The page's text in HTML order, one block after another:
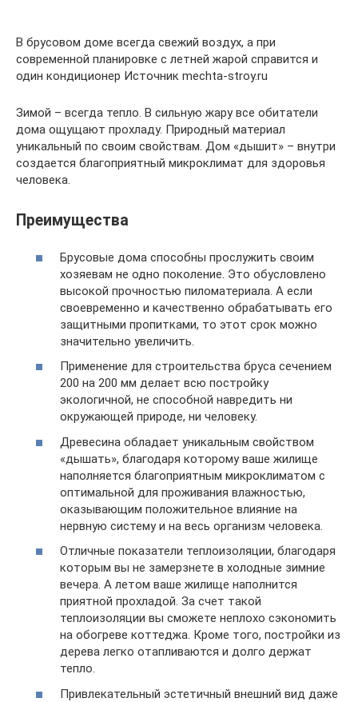
В брусовом доме всегда свежий воздух, а при
современной планировке с летней жарой справится и
один кондиционер Источник mechta-stroy.ru
Зимой – всегда тепло. В сильную жару все обитатели
дома ощущают прохладу. Природный материал
уникальный по своим свойствам. Дом «дышит» – внутри
создается благоприятный микроклимат для здоровья
человека.
Преимущества
Брусовые дома способны прослужить своим
хозяевам не одно поколение. Это обусловлено
высокой прочностью пиломатериала. А если
своевременно и качественно обрабатывать его
защитными пропитками, то этот срок можно
значительно увеличить.
Применение для строительства бруса сечением
200 на 200 мм делает всю постройку
экологичной, не способной навредить ни
окружающей природе, ни человеку.
Древесина обладает уникальным свойством
«дышать», благодаря которому ваше жилище
наполняется благоприятным микроклиматом с
оптимальной для проживания влажностью,
оказывающим положительное влияние на
нервную систему и на весь организм человека.
Отличные показатели теплоизоляции, благодаря
которым вы не замерзнете в холодные зимние
вечера. А летом ваше жилище наполнится
приятной прохладой. За счет такой
теплоизоляции вы сможете неплохо сэкономить
на обогреве коттеджа. Кроме того, постройки из
дерева легко отапливаются и долго держат
тепло.
Привлекательный эстетичный внешний вид даже